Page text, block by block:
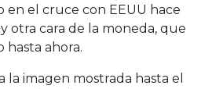
en el cruce con EEUU hace
otra cara de la moneda, que
hasta ahora.
la imagen mostrada hasta el